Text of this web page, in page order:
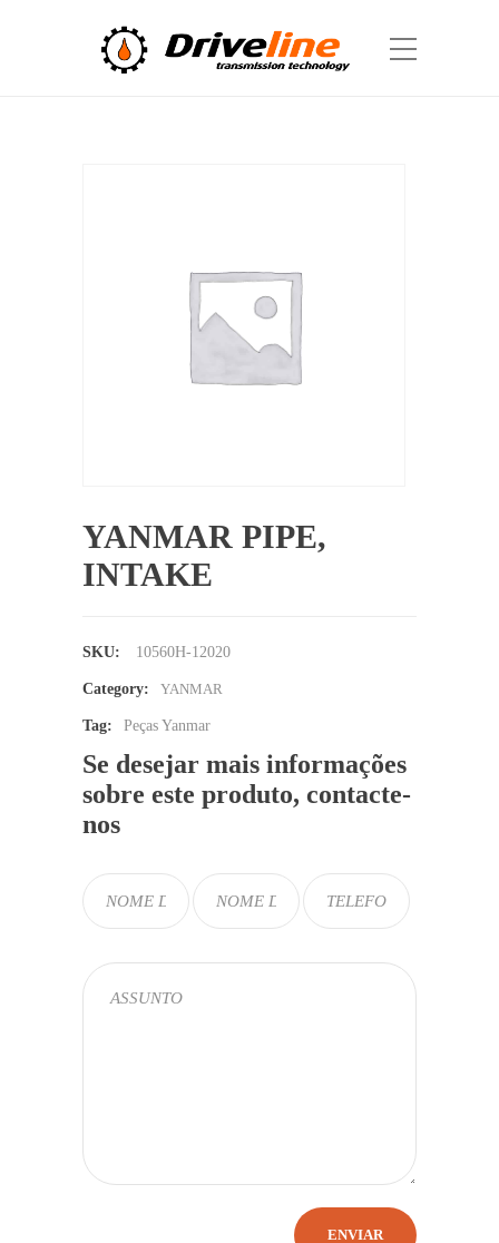
YANMAR PIPE,
INTAKE
SKU: 10560H-12020
Category: YANMAR
Tag: Peças Yanmar
Se desejar mais informações
sobre este produto, contacte-
nos